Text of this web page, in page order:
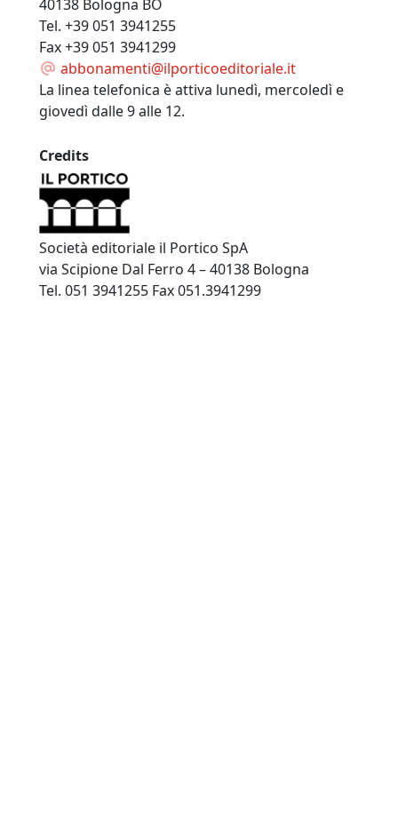
40138 Bologna BO
Tel. +39 051 3941255
Fax +39 051 3941299
abbonamenti@ilporticoeditoriale.it
La linea telefonica è attiva lunedì, mercoledì e
giovedì dalle 9 alle 12.
Credits
Società editoriale il Portico SpA
via Scipione Dal Ferro 4 – 40138 Bologna
Tel. 051 3941255 Fax 051.3941299